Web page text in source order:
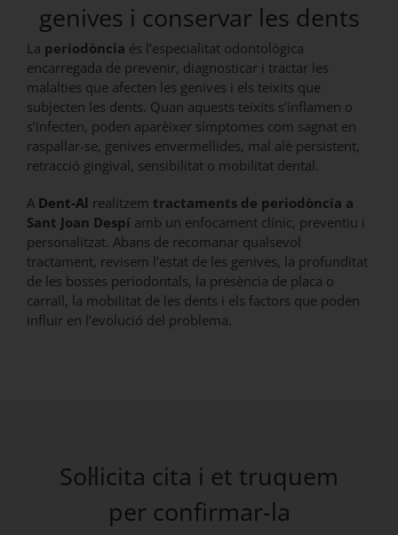
genives i conservar les dents
La periodòncia és l’especialitat odontològica
encarregada de prevenir, diagnosticar i tractar les
malalties que afecten les genives i els teixits que
subjecten les dents. Quan aquests teixits s’inflamen o
s’infecten, poden aparèixer símptomes com sagnat en
raspallar-se, genives envermellides, mal alè persistent,
retracció gingival, sensibilitat o mobilitat dental.
A Dent-Al realitzem tractaments de periodòncia a
Sant Joan Despí amb un enfocament clínic, preventiu i
personalitzat. Abans de recomanar qualsevol
tractament, revisem l’estat de les genives, la profunditat
de les bosses periodontals, la presència de placa o
carrall, la mobilitat de les dents i els factors que poden
influir en l’evolució del problema.
Sol·licita cita i et truquem
per confirmar-la